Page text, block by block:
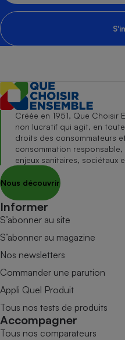
Créée en 1951, Que Choisir
non lucratif qui agit, en
droits des consommateurs
consommation
enjeux sanitaires, sociétaux
Nous découvrir
Informer
S’abonner au site
S’abonner au magazine
Nos newsletters
Commander une parution
Appli Quel Produit
Tous nos tests de produits
Accompagner
Tous nos comparateurs